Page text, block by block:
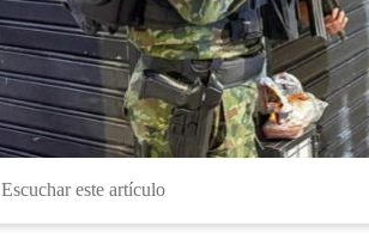
Escuchar este artículo